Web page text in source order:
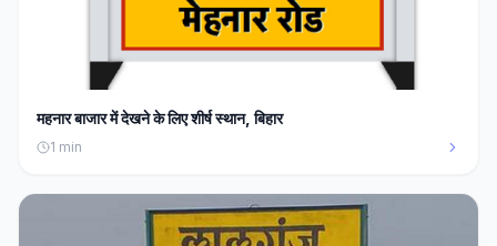
महनार बाजार में देखने के लिए शीर्ष स्थान, बिहार
1 min